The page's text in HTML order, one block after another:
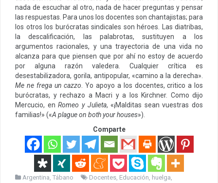
nada de escuchar al otro, nada de hacer preguntas y pensar
las respuestas. Para unos los docentes son chantajistas; para
los otros los burócratas sindicales son héroes. Las diatribas,
la descalificación, las palabrotas, sustituyen a los
argumentos racionales, y una trayectoria de una vida no
alcanza para que piensen que por ahí no estoy de acuerdo
por alguna razón valedera. Cualquier crítica es
desestabilizadora, gorila, antipopular, «camino a la derecha».
Me ne frega un cazzo . Yo apoyo a los docentes, critico a los
burócratas, y rechazo a Macri y a los Kirchner. Como dijo
Mercucio, enRomeo y Julieta, «¡Malditas sean vuestras dos
familias!» («A plague on both your houses»).
Comparte
Argentina Tábano Docentes Educación huelga